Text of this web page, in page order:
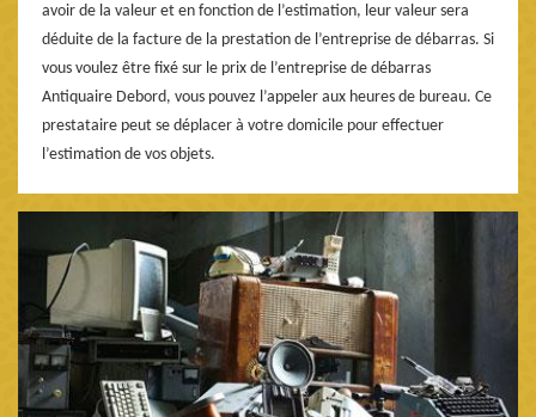
avoir de la valeur et en fonction de l’estimation, leur valeur sera
déduite de la facture de la prestation de l’entreprise de débarras. Si
vous voulez être fixé sur le prix de l’entreprise de débarras
Antiquaire Debord, vous pouvez l’appeler aux heures de bureau. Ce
prestataire peut se déplacer à votre domicile pour effectuer
l’estimation de vos objets.